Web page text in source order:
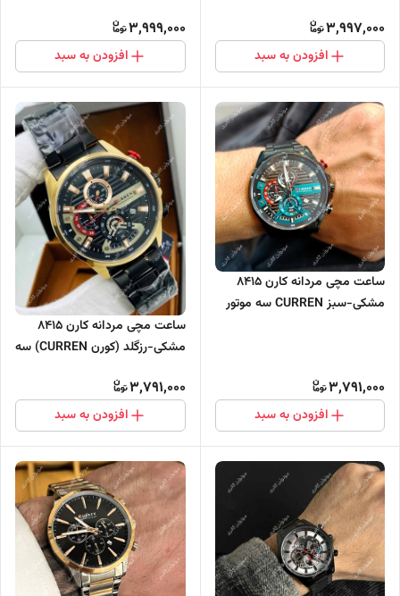
3,997,000
افزودن به سبد
3,999,000
افزودن به سبد
ساعت مچی مردانه کارن 8415
مشکی-سبز CURREN سه موتور
3,791,000
افزودن به سبد
ساعت مچی مردانه کارن 8415
مشکی-رزگلد (کورن CURREN) سه
3,791,000
افزودن به سبد